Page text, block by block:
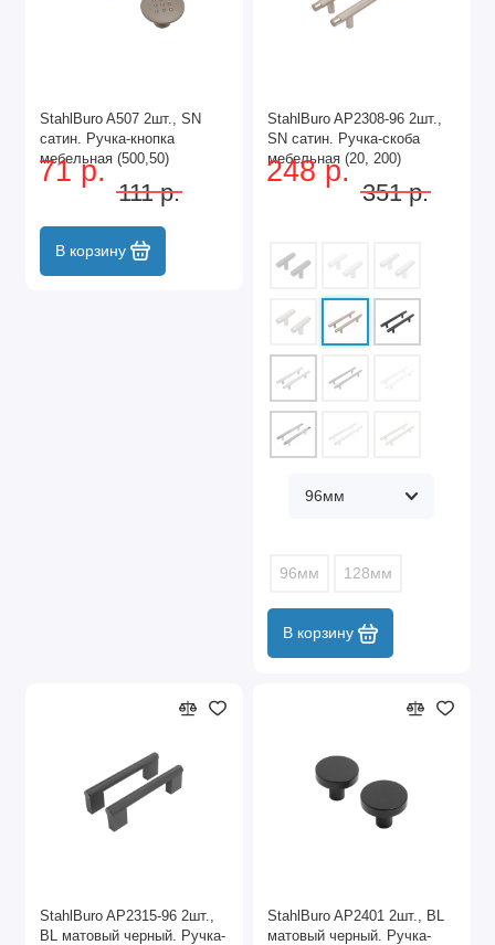
StahlBuro A507 2шт., SN
сатин. Ручка-кнопка
мебельная (500,50)
71 р.
111 р.
В корзину
StahlBuro AP2308-96 2шт.,
SN сатин. Ручка-скоба
мебельная (20, 200)
248 р.
351 р.
96мм 128мм
В корзину
StahlBuro AP2315-96 2шт.,
BL матовый черный. Ручка-
StahlBuro AP2401 2шт., BL
матовый черный. Ручка-